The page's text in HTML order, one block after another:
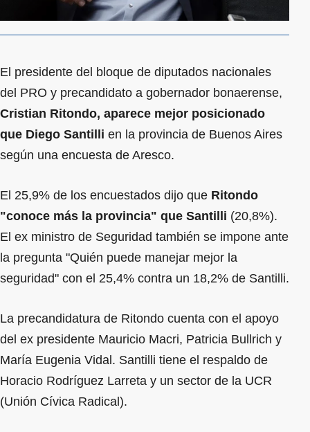
El presidente del bloque de diputados nacionales
del PRO y precandidato a gobernador bonaerense,
Cristian Ritondo, aparece mejor posicionado
que Diego Santilli en la provincia de Buenos Aires
según una encuesta de Aresco.
El 25,9% de los encuestados dijo que Ritondo
"conoce más la provincia" que Santilli (20,8%).
El ex ministro de Seguridad también se impone ante
la pregunta "Quién puede manejar mejor la
seguridad" con el 25,4% contra un 18,2% de Santilli.
La precandidatura de Ritondo cuenta con el apoyo
del ex presidente Mauricio Macri, Patricia Bullrich y
María Eugenia Vidal. Santilli tiene el respaldo de
Horacio Rodríguez Larreta y un sector de la UCR
(Unión Cívica Radical).